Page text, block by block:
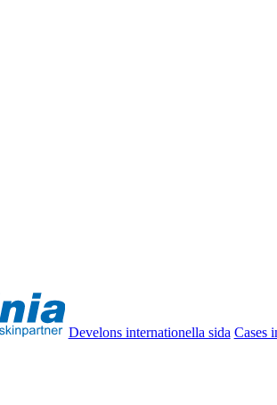
Develons internationella sida Cases